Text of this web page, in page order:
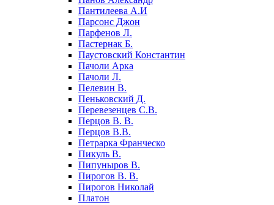
Пантилеева А.И
Парсонс Джон
Парфенов Л.
Пастернак Б.
Паустовский Константин
Пачоли Арка
Пачоли Л.
Пелевин В.
Пеньковский Д.
Перевезенцев С.В.
Перцов В. В.
Перцов В.В.
Петрарка Франческо
Пикуль В.
Пипуныров В.
Пирогов В. В.
Пирогов Николай
Платон